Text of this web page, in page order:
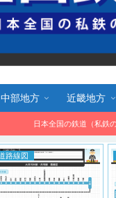
中部地方 近畿地方
日本全国の鉄道（私鉄
福岡県